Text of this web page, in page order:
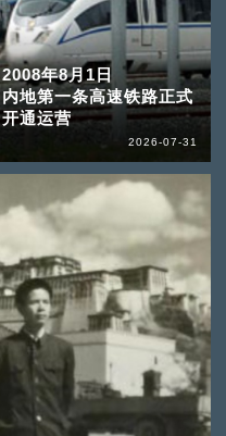
2008年8月1日
内地第一条高速铁路正式
开通运营
2026-07-31